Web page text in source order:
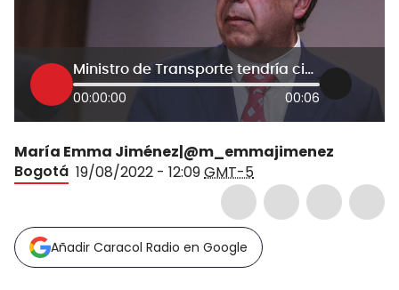
Ministro de Transporte tendría cinco nuevas denuncias de posibles plagios
00:00:00 00:06
María Emma Jiménez|@m_emmajimenez
Bogotá 19/08/2022 - 12:09GMT-5
Añadir Caracol Radio en Google